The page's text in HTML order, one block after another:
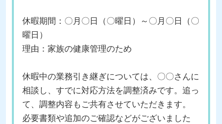
休暇期間：〇月〇日（〇曜日）～〇月〇日（〇
曜日）
理由：家族の健康管理のため
休暇中の業務引き継ぎについては、〇〇さんに
相談し、すでに対応方法を調整済みです。追っ
て、調整内容もご共有させていただきます。
必要書類や追加のご確認などがございました